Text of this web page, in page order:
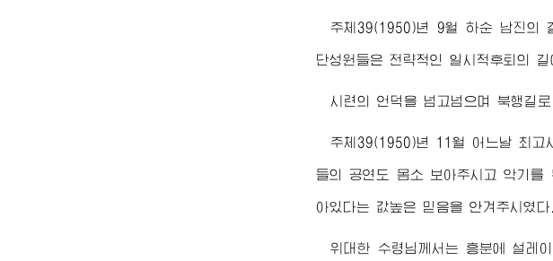
주체39(1950)년 9월 하순 남진의
단성원들은 전략적인 일시적후퇴의 길
시련의 언덕을 넘고넘으며 북행길
주체39(1950)년 11월 어느날 최고
들의 공연도 몸소 보아주시고 악기를
아있다는 값높은 믿음을 안겨주시였다.
위대한 수령님께서 는 흥분에 설레